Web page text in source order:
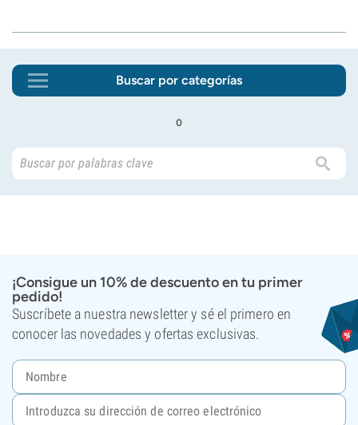
Buscar por categorías
o
¡Consigue un 10% de descuento en tu primer
pedido!
Suscríbete a nuestra newsletter y sé el primero en
conocer las novedades y ofertas exclusivas.